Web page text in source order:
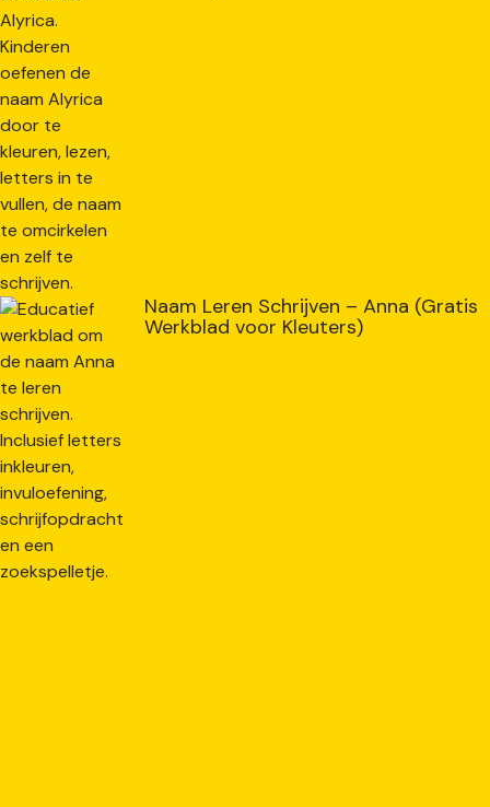
Naam Leren Schrijven – Anna (Gratis
Werkblad voor Kleuters)